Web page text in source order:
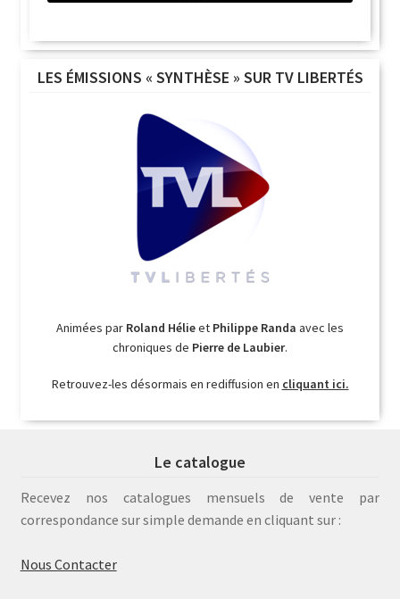
LES ÉMISSIONS « SYNTHÈSE » SUR TV LIBERTÉS
Animées par Roland Hélieet Philippe Randa avec les
chroniques de Pierre de Laubier.
Retrouvez-les désormais en rediffusion en cliquant ici.
Le catalogue
Recevez nos catalogues mensuels de vente par
correspondance sur simple demande en cliquant sur :
Nous Contacter